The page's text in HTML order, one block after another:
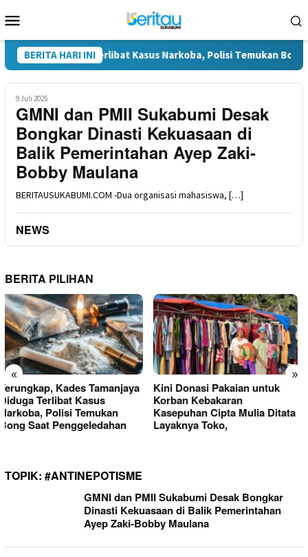
ke
Mobile
BERITA HARI INI
Diduga Terlibat Kasus Narkoba, Polisi Temukan Bong
9 Juli 2025
GMNI dan PMII Sukabumi Desak
Bongkar Dinasti Kekuasaan di
Balik Pemerintahan Ayep Zaki-
Bobby Maulana
BERITAUSUKABUMI.COM -Dua organisasi mahasiswa, […]
NEWS
BERITA PILIHAN
« »
Kini Donasi Pakaian untuk
Korban Kebakaran
Kasepuhan Cipta Mulia Ditata
Layaknya Toko,
Donasi Pakaian Korban
Kebakaran Ciptamulya
Berserakan, Founder Desa
Wisata Hanjeli Soroti Tata
TOPIK: #ANTINEPOTISME
GMNI dan PMII Sukabumi Desak Bongkar
Dinasti Kekuasaan di Balik Pemerintahan
Ayep Zaki-Bobby Maulana